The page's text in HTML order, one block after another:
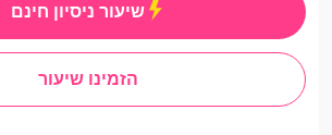
שיעור ניסיון חינם
הזמינו שיעור